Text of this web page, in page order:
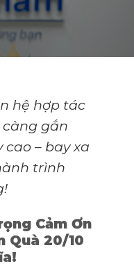
hệ hợp tác
gắn
– bay xa
trình
Cảm Ơn
Quà 20/10